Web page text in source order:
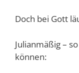
Doch bei Gott
Julianmäßig –
können: